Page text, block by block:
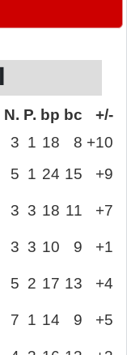
N. P. bp bc
+/-
3 1 18 8 +10
5 1 24 15 +9
3 3 18 11 +7
3 3 10 9 +1
5 2 17 13 +4
7 1 14 9 +5